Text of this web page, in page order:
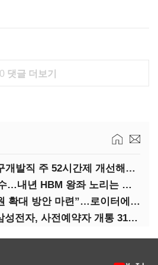
댓글 더보기
반도체공학회 “연구개발직 주 52시간제 개선해야”
HBM3E 수요가 변수…내년 HBM 왕좌 노리는 삼성
삼전닉스 “주주환원 확대 방안 마련”…로이터에 성명 보내
“Z8 폴드 흥행”…삼성전자, 사전예약자 개통 31일까지 연장